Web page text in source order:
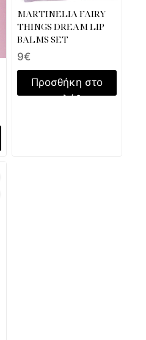
MARTINELIA FAIRY
THINGS DREAM LIP
BALMS SET
9€
Προσθήκη στο
καλάθι